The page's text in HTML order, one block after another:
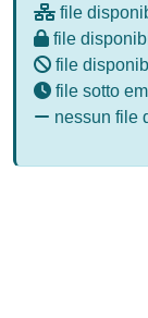
file
file
file
file sotto
nessun file